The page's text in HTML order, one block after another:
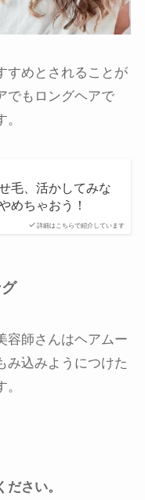
すめとされることが
でもロングヘアで
詳細はこちらで紹介しています
毛、活かしてみな
めちゃおう！
容師さんはヘアムー
み込みようにつけた
さい。